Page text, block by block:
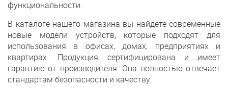
функциональности.
В каталоге нашего магазина вы найдете современные
новые модели устройств, которые подходят для
использования в офисах, домах, предприятиях и
квартирах. Продукция сертифицирована и имеет
гарантию от производителя. Она полностью отвечает
стандартам безопасности и качеству.